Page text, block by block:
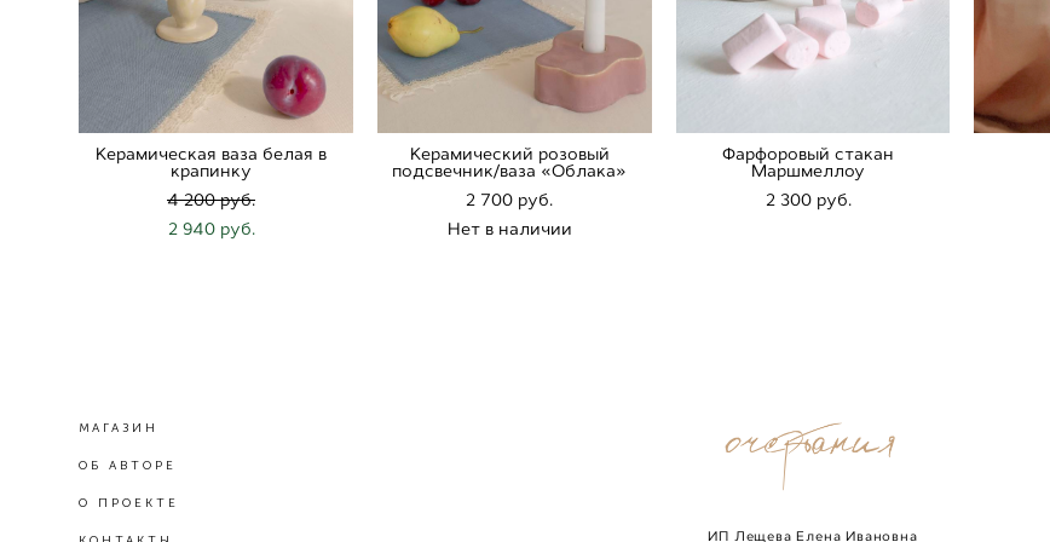
Керамическая ваза белая в
крапинку
4 200 pуб.
2 940 pуб.
Керамический розовый
подсвечник/ваза «Облака»
2 700 pуб.
Нет в наличии
Фарфоровый стакан
Маршмеллоу
2 300 pуб.
МАГАЗИН
ОБ АВТОРЕ
О ПРОЕКТЕ
ИП Лещева Елена Ивановна